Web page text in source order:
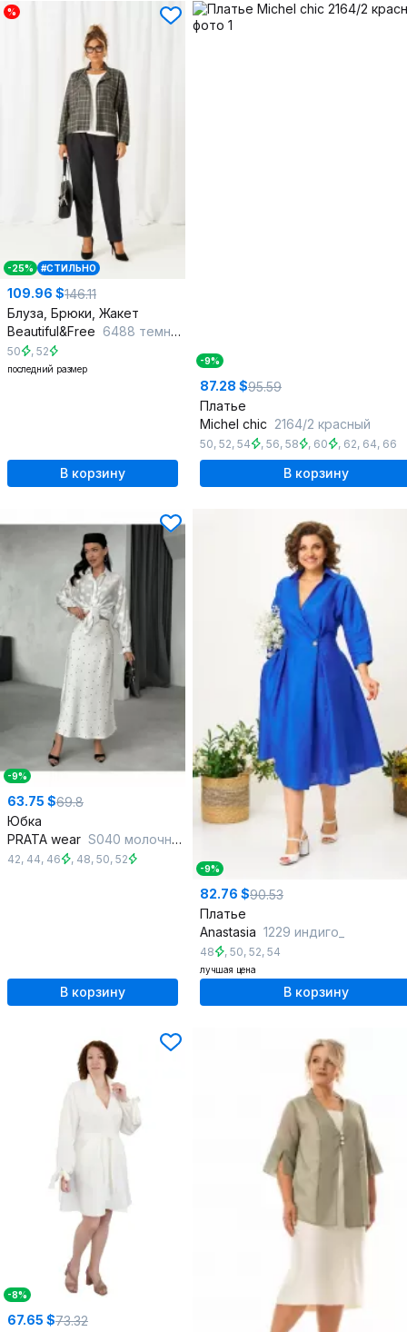
%
-25% #СТИЛЬНО
109.96 $146.11
Блуза, Брюки, Жакет
Beautiful&Free 6488 темно-серый
50 , 52
последний размер
В корзину
-9%
87.28 $95.59
Платье
Michel chic 2164/2 красный
50, 52, 54 , 56, 58 , 60 , 62, 64, 66
В корзину
-9%
63.75 $69.8
Юбка
PRATA wear S040 молочный
42, 44, 46 , 48, 50, 52
В корзину
-9%
82.76 $90.53
Платье
Anastasia 1229 индиго_
48 , 50, 52, 54
лучшая цена
В корзину
-8%
67.65 $73.32